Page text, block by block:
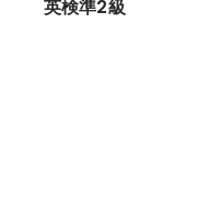
英検準2級